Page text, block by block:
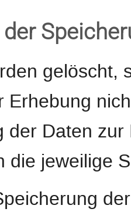
der
gelöscht,
Erhebung
der Daten
die jeweilige